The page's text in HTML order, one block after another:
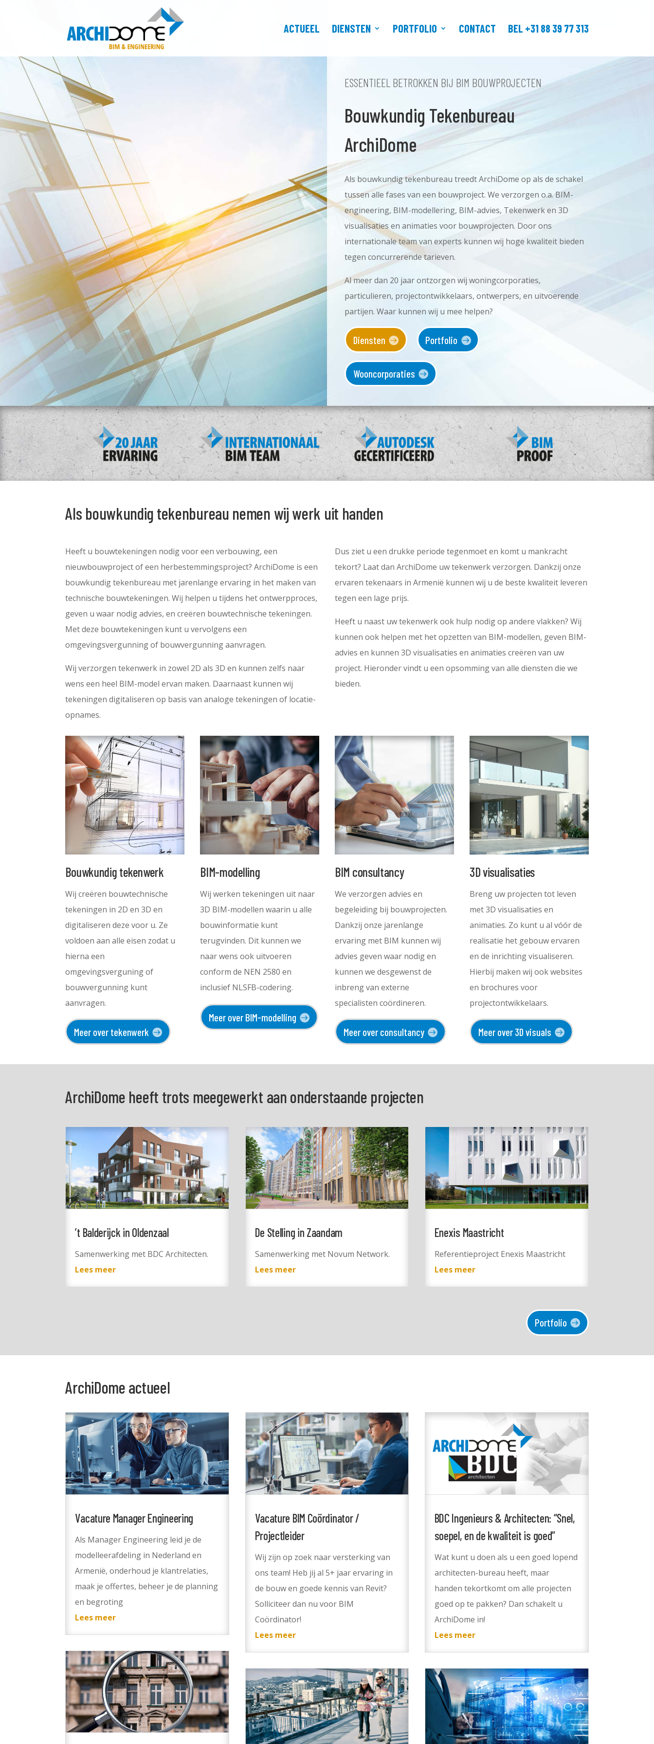
ACTUEEL DIENSTEN PORTFOLIO CONTACT BEL +31 88 39 77 313
ESSENTIEEL BETROKKEN BIJ BIM BOUWPROJECTEN
Bouwkundig Tekenbureau
ArchiDome
Als bouwkundig tekenbureau treedt ArchiDome op als de schakel
tussen alle fases van een bouwproject. We verzorgen o.a. BIM-
engineering, BIM-modellering, BIM-advies, Tekenwerk en 3D
visualisaties en animaties voor bouwprojecten. Door ons
internationale team van experts kunnen wij hoge kwaliteit bieden
tegen concurrerende tarieven.
Al meer dan 20 jaar ontzorgen wij woningcorporaties,
particulieren, projectontwikkelaars, ontwerpers, en uitvoerende
partijen. Waar kunnen wij u mee helpen?
Diensten Portfolio
Wooncorporaties
Als bouwkundig tekenbureau nemen wij werk uit handen
Heeft u bouwtekeningen nodig voor een verbouwing, een
nieuwbouwproject of een herbestemmingsproject? ArchiDome is een
bouwkundig tekenbureau met jarenlange ervaring in het maken van
technische bouwtekeningen. Wij helpen u tijdens het ontwerpproces,
geven u waar nodig advies, en creëren bouwtechnische tekeningen.
Met deze bouwtekeningen kunt u vervolgens een
omgevingsvergunning of bouwvergunning aanvragen.
Wij verzorgen tekenwerk in zowel 2D als 3D en kunnen zelfs naar
wens een heel BIM-model ervan maken. Daarnaast kunnen wij
tekeningen digitaliseren op basis van analoge tekeningen of locatie-
opnames.
Dus ziet u een drukke periode tegenmoet en komt u mankracht
tekort? Laat dan ArchiDome uw tekenwerk verzorgen. Dankzij onze
ervaren tekenaars in Armenië kunnen wij u de beste kwaliteit leveren
tegen een lage prijs.
Heeft u naast uw tekenwerk ook hulp nodig op andere vlakken? Wij
kunnen ook helpen met het opzetten van BIM-modellen, geven BIM-
advies en kunnen 3D visualisaties en animaties creëren van uw
project. Hieronder vindt u een opsomming van alle diensten die we
bieden.
Bouwkundig tekenwerk
Wij creëren bouwtechnische
tekeningen in 2D en 3D en
digitaliseren deze voor u. Ze
voldoen aan alle eisen zodat u
hierna een
omgevingsverguning of
bouwvergunning kunt
aanvragen.
Meer over tekenwerk
BIM-modelling
Wij werken tekeningen uit naar
3D BIM-modellen waarin u alle
bouwinformatie kunt
terugvinden. Dit kunnen we
naar wens ook uitvoeren
conform de NEN 2580 en
inclusief NLSFB-codering.
Meer over BIM-modelling
BIM consultancy
We verzorgen advies en
begeleiding bij bouwprojecten.
Dankzij onze jarenlange
ervaring met BIM kunnen wij
advies geven waar nodig en
kunnen we desgewenst de
inbreng van externe
specialisten coördineren.
Meer over consultancy
3D visualisaties
Breng uw projecten tot leven
met 3D visualisaties en
animaties. Zo kunt u al vóór de
realisatie het gebouw ervaren
en de inrichting visualiseren.
Hierbij maken wij ook websites
en brochures voor
projectontwikkelaars.
Meer over 3D visuals
ArchiDome heeft trots meegewerkt aan onderstaande projecten
’t Balderijck in Oldenzaal
Samenwerking met BDC Architecten.
Lees meer
De Stelling in Zaandam
Samenwerking met Novum Network.
Lees meer
Enexis Maastricht
Referentieproject Enexis Maastricht
Lees meer
Portfolio
ArchiDome actueel
Vacature Manager Engineering
Als Manager Engineering leid je de
modelleerafdeling in Nederland en
Armenië, onderhoud je klantrelaties,
maak je offertes, beheer je de planning
en begroting
Lees meer
Vacature BIM Coördinator /
Projectleider
Wij zijn op zoek naar versterking van
ons team! Heb jij al 5+ jaar ervaring in
de bouw en goede kennis van Revit?
Solliciteer dan nu voor BIM
Coördinator!
Lees meer
BDC Ingenieurs & Architecten: “Snel,
soepel, en de kwaliteit is goed”
Wat kunt u doen als u een goed lopend
architecten-bureau heeft, maar
handen tekortkomt om alle projecten
goed op te pakken? Dan schakelt u
ArchiDome in!
Lees meer